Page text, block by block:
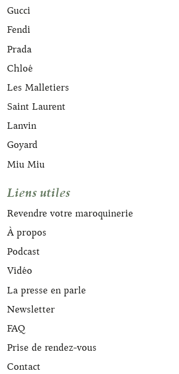
Gucci
Fendi
Prada
Chloé
Les Malletiers
Saint Laurent
Lanvin
Goyard
Miu Miu
Liens utiles
Revendre votre maroquinerie
À propos
Podcast
Vidéo
La presse en parle
Newsletter
FAQ
Prise de rendez-vous
Contact